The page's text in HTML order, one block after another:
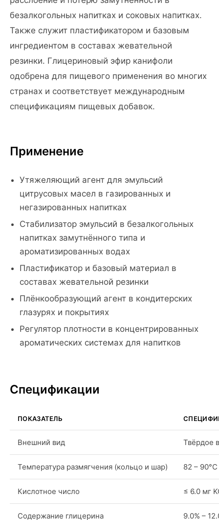
безалкогольных напитках и соковых напитках.
Также служит пластификатором и базовым
ингредиентом в составах жевательной
резинки. Глицериновый эфир канифоли
одобрена для пищевого применения во многих
странах и соответствует международным
спецификациям пищевых добавок.
Применение
Утяжеляющий агент для эмульсий
цитрусовых масел в газированных и
негазированных напитках
Стабилизатор эмульсий в безалкогольных
напитках замутнённого типа и
ароматизированных водах
Пластификатор и базовый материал в
составах жевательной резинки
Плёнкообразующий агент в кондитерских
глазурях и покрытиях
Регулятор плотности в концентрированных
ароматических системах для напитков
Спецификации
ПОКАЗАТЕЛЬ
Внешний вид Твёрдое
Температура размягчения (кольцо и шар) 82 – 90°C
Кислотное число ≤ 6.0 мг
Содержание глицерина 9.0% –